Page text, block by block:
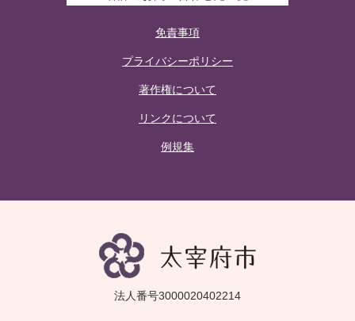
免責事項
プライバシーポリシー
著作権について
リンクについて
例規集
法人番号3000020402214